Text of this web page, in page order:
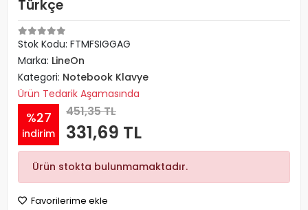
Türkçe
Stok Kodu: FTMFSIGGAG
Marka: LineOn
Kategori: Notebook Klavye
Ürün Tedarik Aşamasında
%27
indirim
451,35 TL
331,69 TL
Ürün stokta bulunmamaktadır.
Favorilerime ekle